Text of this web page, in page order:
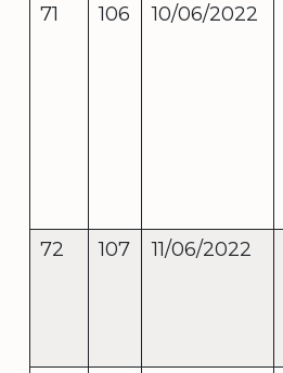
71
106 10/06/2022
72 107 11/06/2022